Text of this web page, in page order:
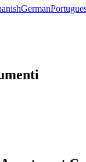
German